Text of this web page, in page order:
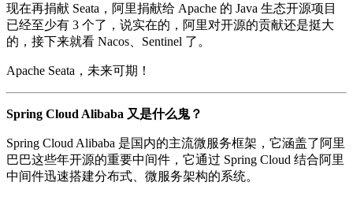
现在再捐献 Seata，阿里捐献给 Apache 的 Java 生态开源项目
已经至少有 3 个了，说实在的，阿里对开源的贡献还是挺大
的，接下来就看 Nacos、Sentinel 了。
Apache Seata，未来可期！
Spring Cloud Alibaba 又是什么鬼？
Spring Cloud Alibaba 是国内的主流微服务框架，它涵盖了阿里
巴巴这些年开源的重要中间件，它通过 Spring Cloud 结合阿里
中间件迅速搭建分布式、微服务架构的系统。